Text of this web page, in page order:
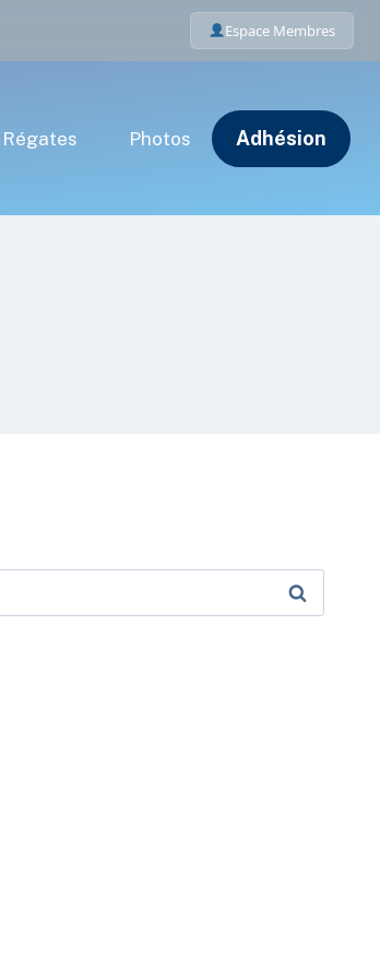
Espace Membres
Régates Photos Adhésion